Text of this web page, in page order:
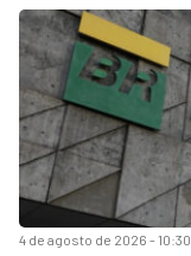
4 de agosto de 2026 - 10:30